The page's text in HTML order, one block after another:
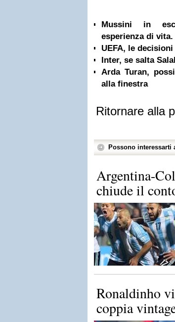
Mussini in
esperienza di vita.
UEFA, le
Inter, se salta
Arda Turan,
alla finestra
Ritornare alla
Possono interessarti
Argentina-
chiude il
Ronaldinho
coppia